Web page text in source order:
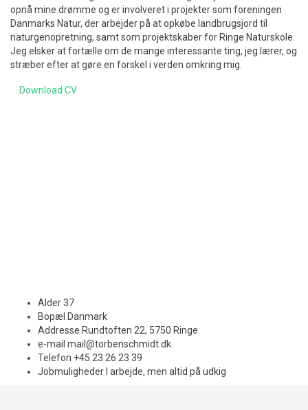
opnå mine drømme og er involveret i projekter som foreningen
Danmarks Natur, der arbejder på at opkøbe landbrugsjord til
naturgenopretning, samt som projektskaber for Ringe Naturskole.
Jeg elsker at fortælle om de mange interessante ting, jeg lærer, og
stræber efter at gøre en forskel i verden omkring mig.
Download CV
Alder37
Bopæl Danmark
Addresse Rundtoften 22, 5750 Ringe
e-mail mail@torbenschmidt.dk
Telefon +45 23 26 23 39
Jobmuligheder I arbejde, men altid på udkig